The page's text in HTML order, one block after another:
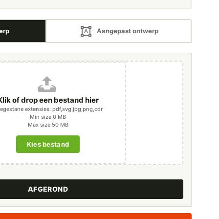
Aangepast ontwerp
of drop een bestand hier
extensies: pdf,svg,jpg,png,cdr
Min size 0 MB
Max size 50 MB
AFGEROND